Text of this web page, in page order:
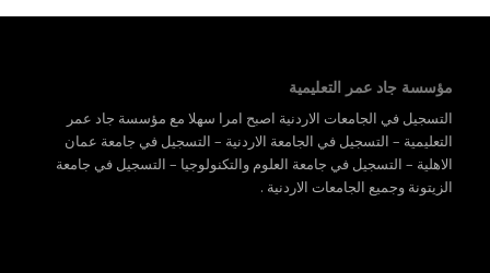
مؤسسة جاد عمر التعليمية
التسجيل في الجامعات الاردنية اصبح امرا سهلا مع مؤسسة جاد عمر
التعليمية – التسجيل في الجامعة الاردنية – التسجيل في جامعة عمان
الاهلية – التسجيل في جامعة العلوم والتكنولوجيا – التسجيل في جامعة
الزيتونة وجميع الجامعات الاردنية .